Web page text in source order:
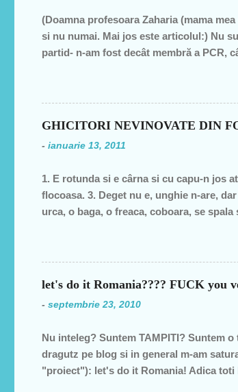
i
(Doamna profesoara Zaharia (mama
si nu numai. Mai jos este articolul:) Nu
partid- n-am fost decât membră a PCR,
ţară, o bugetară care nu produce nimic
din discursul primului politician al ţării.
speranţa că ceva se va schimba, o dată
GHICITORI NEVINOVATE DIN
- ianuarie 13, 2011
1. E rotunda si e cârna si cu capu-n jos
flocoasa. 3. Deget nu e, unghie n-are,
urca, o baga, o freaca, coboara, se
fund si intra toata. Si acum
postala, timbrul 7. cizma Daca v-ati
let's do it Romania???? FUCK you
- septembrie 23, 2010
Nu inteleg? Suntem TAMPITI? Suntem
dragutz pe blog si in general m-am
"proiect"): let's do it Romania! Adica toti